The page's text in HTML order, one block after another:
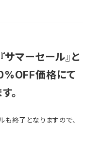
マーセール』と
価格にて
。
終了となりますので、